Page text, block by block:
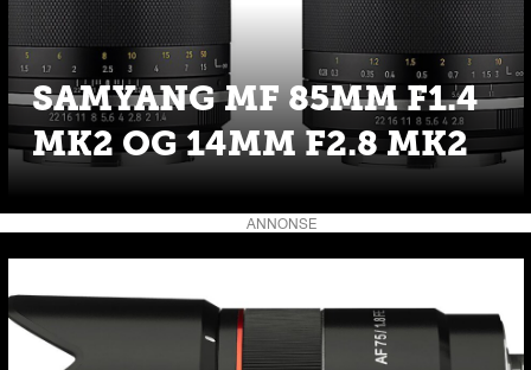
SAMYANG MF 85MM F1.4
MK2 OG 14MM F2.8 MK2
ANNONSE